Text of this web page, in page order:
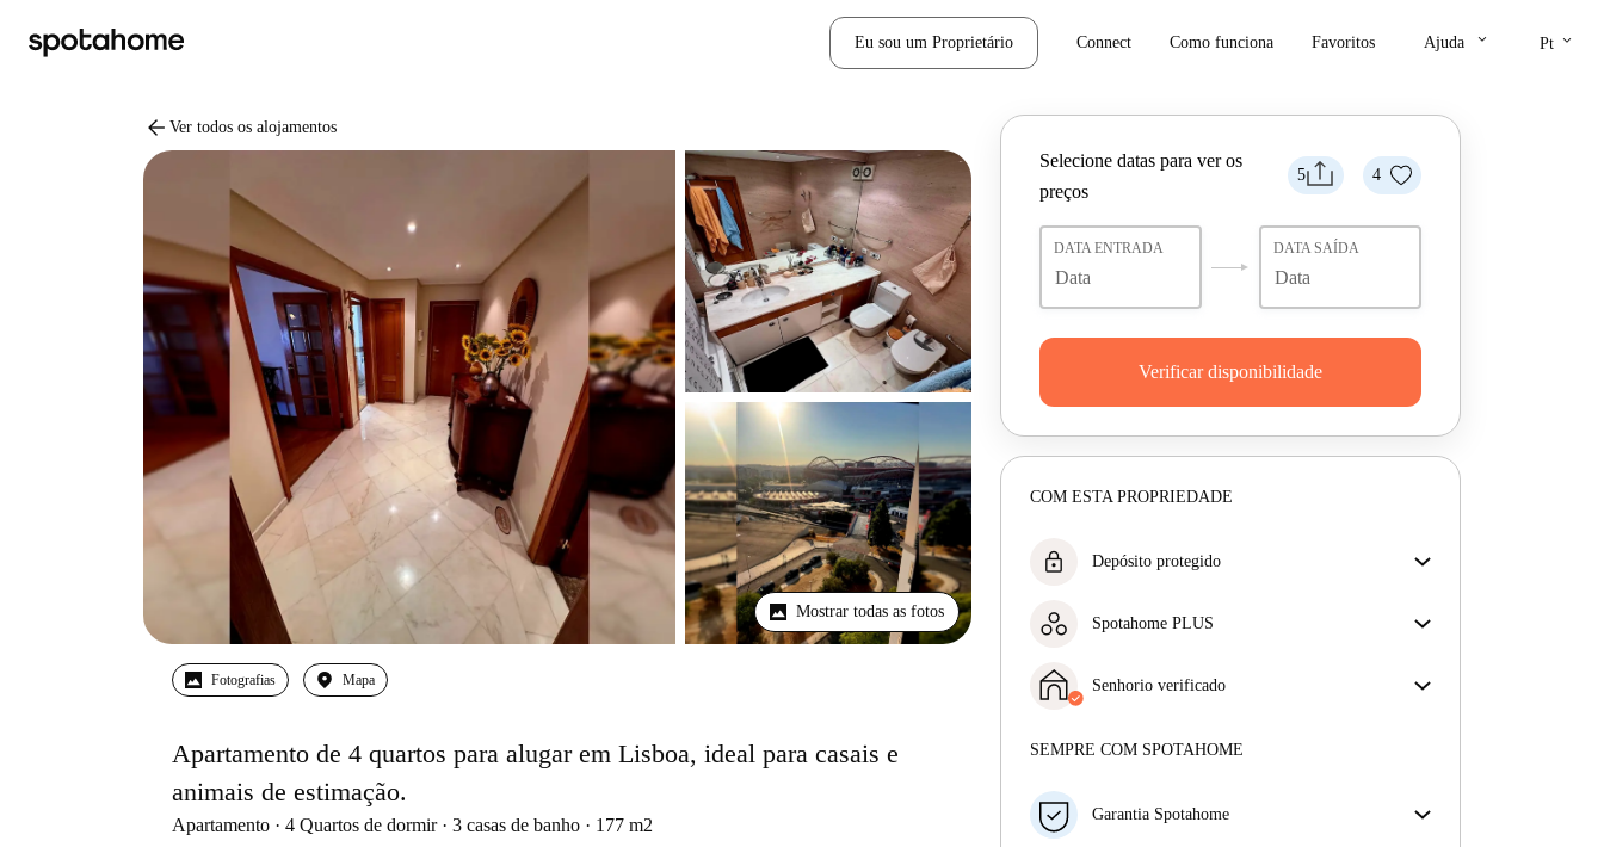
Eu sou um Proprietário Connect Como funciona Favoritos Ajuda keyboard_arrow_down Pt keyboard_arrow_down
arrow_back Ver todos os alojamentos
Mostrar todas as fotos
Fotografias Mapa
Apartamento de 4 quartos para alugar em Lisboa, ideal para casais e
animais de estimação.
Apartamento 4 Quartos de dormir 3 casas de banho 177 m2
5 4
Selecione datas para ver os
preços
DATA ENTRADA DATA SAÍDA
Verificar disponibilidade
COM ESTA PROPRIEDADE
lock Depósito protegido
devolver o seu depósito, nós vamos fazê-lo.
Spotahome PLUS
inquilinos ao fornecer acesso aos mais altos padrões
de segurança e suporte adicional durante o
Senhorio verificado
Mais sobre este senhorio
SEMPRE COM SPOTAHOME
Garantia Spotahome